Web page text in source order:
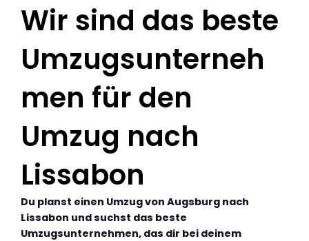
Wir sind das beste
Umzugsunterneh
men für den
Umzug nach
Lissabon
Du planst einen Umzug von Augsburg nach
Lissabon und suchst das beste
Umzugsunternehmen, das dir bei deinem